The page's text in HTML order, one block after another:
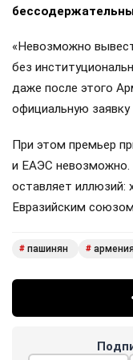
«Невозможно
без
даже после этого
официальную заявку
При этом премьер
и ЕАЭС невозможно.
оставляет
Евразийским
# пашинян #